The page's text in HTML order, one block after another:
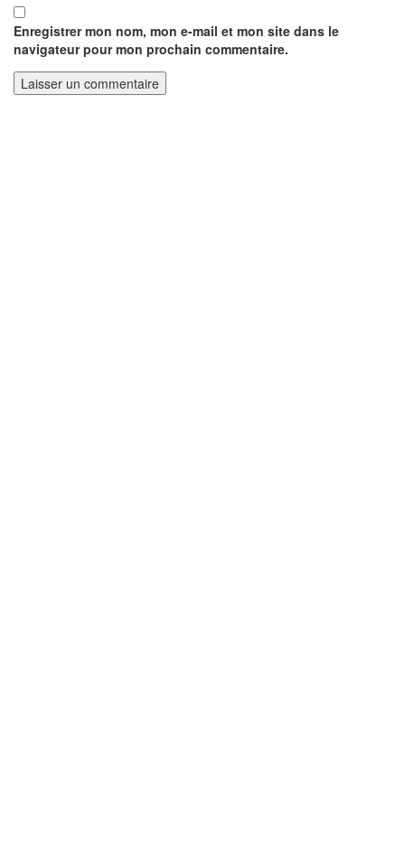
Enregistrer mon nom, mon e-mail et mon site dans le
navigateur pour mon prochain commentaire.